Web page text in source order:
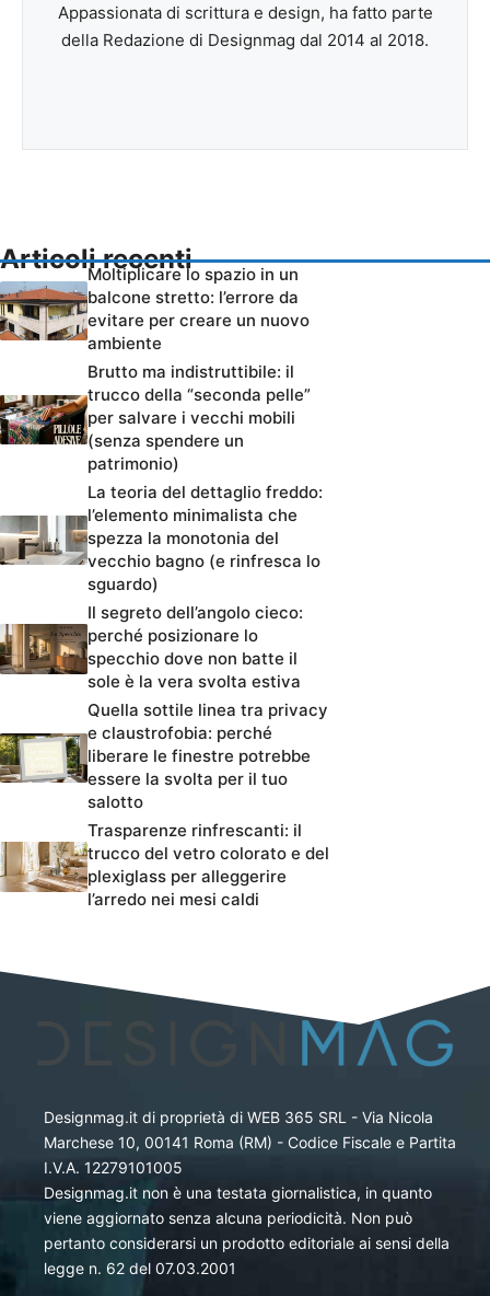
Appassionata di scrittura e design, ha fatto parte
della Redazione di Designmag dal 2014 al 2018.
Articoli recenti
Moltiplicare lo spazio in un
balcone stretto: l’errore da
evitare per creare un nuovo
ambiente
Brutto ma indistruttibile: il
trucco della “seconda pelle”
per salvare i vecchi mobili
(senza spendere un
patrimonio)
La teoria del dettaglio freddo:
l’elemento minimalista che
spezza la monotonia del
vecchio bagno (e rinfresca lo
sguardo)
Il segreto dell’angolo cieco:
perché posizionare lo
specchio dove non batte il
sole è la vera svolta estiva
Quella sottile linea tra privacy
e claustrofobia: perché
liberare le finestre potrebbe
essere la svolta per il tuo
salotto
Trasparenze rinfrescanti: il
trucco del vetro colorato e del
plexiglass per alleggerire
l’arredo nei mesi caldi
Designmag.it di proprietà di WEB 365 SRL - Via Nicola
Marchese 10, 00141 Roma (RM) - Codice Fiscale e Partita
I.V.A. 12279101005
Designmag.it non è una testata giornalistica, in quanto
viene aggiornato senza alcuna periodicità. Non può
pertanto considerarsi un prodotto editoriale ai sensi della
legge n. 62 del 07.03.2001